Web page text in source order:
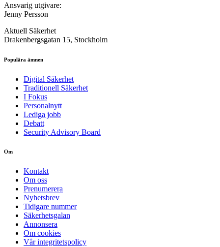
Ansvarig utgivare:
Jenny Persson
Aktuell Säkerhet
Drakenbergsgatan 15, Stockholm
Populära ämnen
Digital Säkerhet
Traditionell Säkerhet
I Fokus
Personalnytt
Lediga jobb
Debatt
Security Advisory Board
Om
Kontakt
Om oss
Prenumerera
Nyhetsbrev
Tidigare nummer
Säkerhetsgalan
Annonsera
Om cookies
Vår integritetspolicy